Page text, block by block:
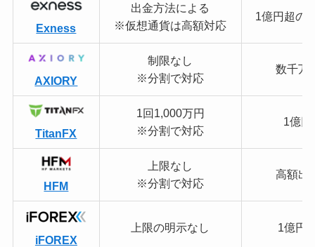
Exness
出金方法による
※仮想通貨は高額対応
1億円超の
AXIORY
制限なし
※分割で対応
数千万
TitanFX
1回1,000万円
※分割で対応
1億
HFM
上限なし
※分割で対応
高額出
iFOREX
上限の明示なし 1億円